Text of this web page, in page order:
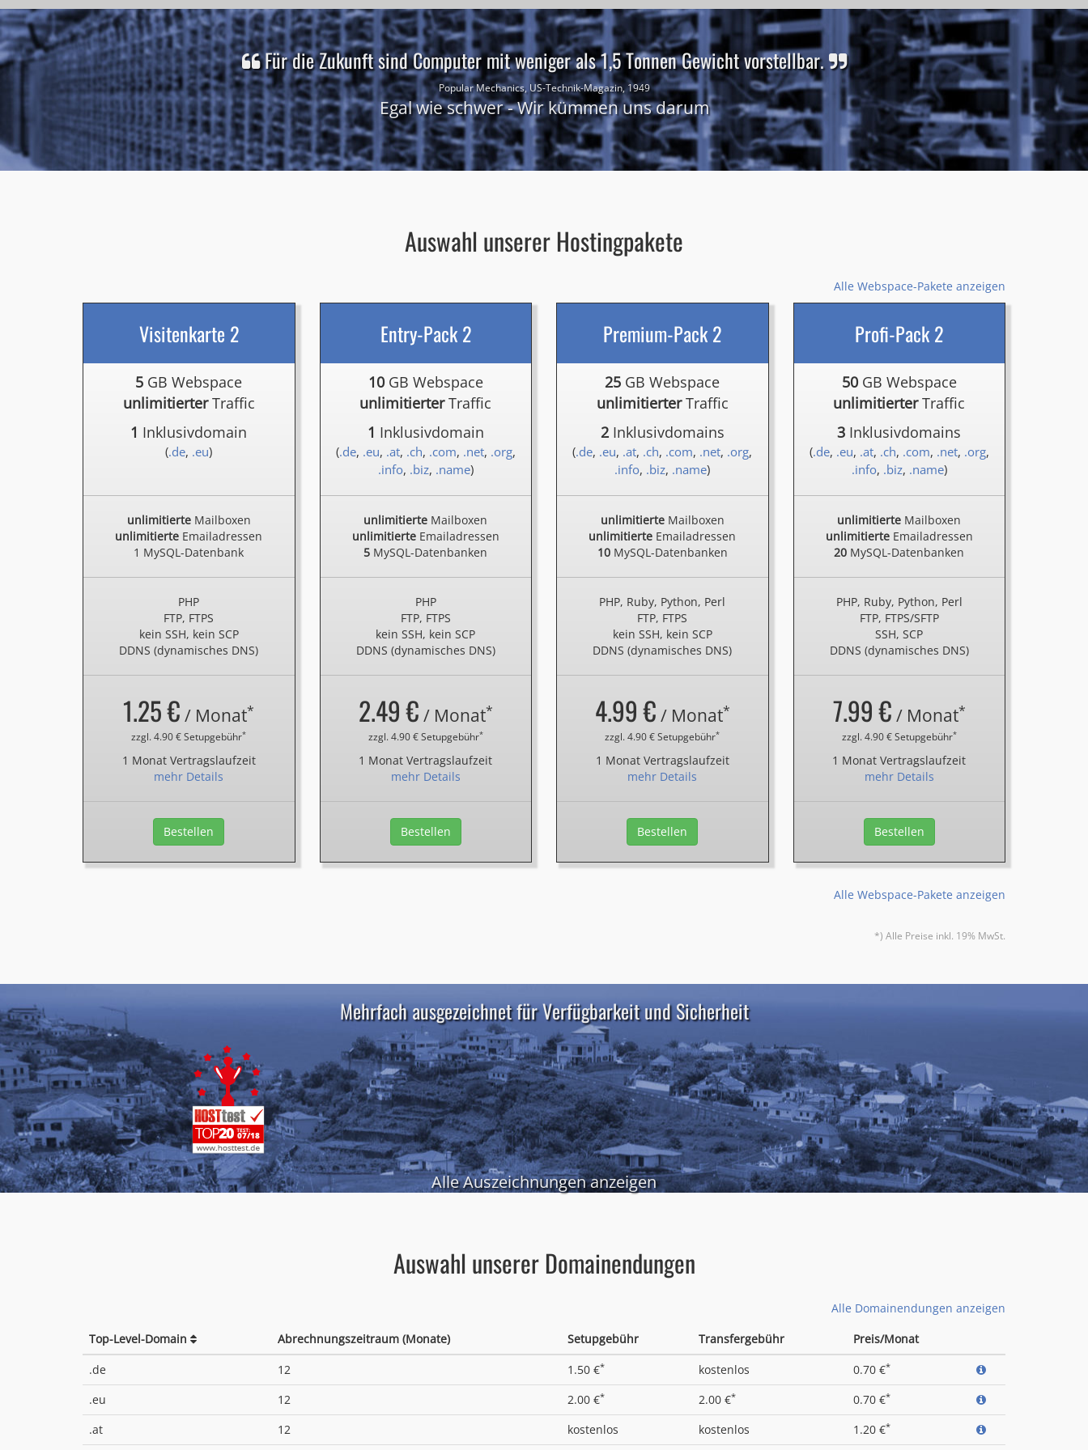
Für die Zukunft sind Computer mit weniger als 1,5 Tonnen Gewicht vorstellbar.
Popular Mechanics, US-Technik-Magazin, 1949
Egal wie schwer - Wir kümmen uns darum
Auswahl unserer Hostingpakete
Alle Webspace-Pakete anzeigen
Visitenkarte 2
5 GB Webspace
unlimitierterTraffic
1 Inklusivdomain
(.de, .eu)
unlimitierteMailboxen
unlimitierte Emailadressen
1 MySQL-Datenbank
PHP
FTP, FTPS
kein SSH, kein SCP
DDNS (dynamisches DNS)
1.25 € / Monat*
zzgl. 4.90 € Setupgebühr*
1 Monat Vertragslaufzeit
mehr Details
Bestellen
Entry-Pack 2
10GB Webspace
unlimitierterTraffic
1 Inklusivdomain
(.de, .eu, .at, .ch, .com, .net, .org,
.info, .biz, .name)
unlimitierte Mailboxen
unlimitierteEmailadressen
5 MySQL-Datenbanken
PHP
FTP, FTPS
kein SSH, kein SCP
DDNS (dynamisches DNS)
2.49 € / Monat*
zzgl. 4.90 € Setupgebühr*
1 Monat Vertragslaufzeit
mehr Details
Bestellen
Premium-Pack 2
25 GB Webspace
unlimitierterTraffic
2Inklusivdomains
(.de, .eu, .at, .ch, .com, .net, .org,
.info, .biz, .name)
unlimitierteMailboxen
unlimitierte Emailadressen
10MySQL-Datenbanken
PHP, Ruby, Python, Perl
FTP, FTPS
kein SSH, kein SCP
DDNS (dynamisches DNS)
4.99 € / Monat*
zzgl. 4.90 € Setupgebühr*
1 Monat Vertragslaufzeit
mehr Details
Bestellen
Profi-Pack 2
50GB Webspace
unlimitierterTraffic
3 Inklusivdomains
(.de, .eu, .at, .ch, .com, .net, .org,
.info, .biz, .name)
unlimitierte Mailboxen
unlimitierteEmailadressen
20 MySQL-Datenbanken
PHP, Ruby, Python, Perl
FTP, FTPS/SFTP
SSH, SCP
DDNS (dynamisches DNS)
7.99 € / Monat*
zzgl. 4.90 € Setupgebühr*
1 Monat Vertragslaufzeit
mehr Details
Bestellen
Alle Webspace-Pakete anzeigen
*) Alle Preise inkl. 19% MwSt.
Mehrfach ausgezeichnet für Verfügbarkeit und Sicherheit
Alle Auszeichnungen anzeigen
Auswahl unserer Domainendungen
Alle Domainendungen anzeigen
Top-Level-Domain
Abrechnungszeitraum (Monate) Setupgebühr Transfergebühr
Preis/Monat
.de
12 1.50 €* kostenlos 0.70 €*
.eu 12 2.00 €* 2.00 €* 0.70 €*
.at 12 kostenlos kostenlos 1.20 €*